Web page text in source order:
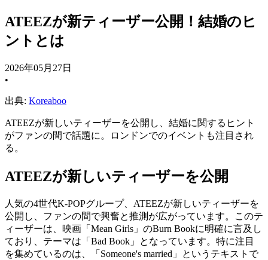
ATEEZが新ティーザー公開！結婚のヒ
ントとは
2026年05月27日
•
出典: Koreaboo
ATEEZが新しいティーザーを公開し、結婚に関するヒント
がファンの間で話題に。ロンドンでのイベントも注目され
る。
ATEEZが新しいティーザーを公開
人気の4世代K-POPグループ、ATEEZが新しいティーザーを
公開し、ファンの間で興奮と推測が広がっています。このテ
ィーザーは、映画「Mean Girls」のBurn Bookに明確に言及し
ており、テーマは「Bad Book」となっています。特に注目
を集めているのは、「Someone's married」というテキストで